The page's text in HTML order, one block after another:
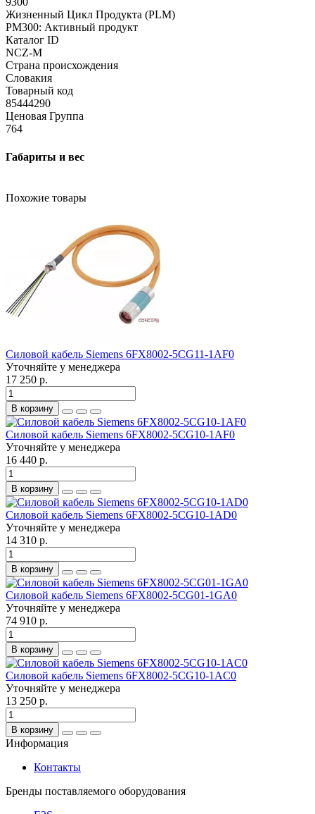
Жизненный Цикл Продукта (PLM)
PM300: Активный продукт
Каталог ID
NCZ-M
Страна происхождения
Словакия
Товарный код
85444290
Ценовая Группа
764
Габариты и вес
Похожие товары
Силовой кабель Siemens 6FX8002-5CG11-1AF0
Уточняйте у менеджера
17 250 р.
В корзину
Силовой кабель Siemens 6FX8002-5CG10-1AF0
Уточняйте у менеджера
16 440 р.
В корзину
Силовой кабель Siemens 6FX8002-5CG10-1AD0
Уточняйте у менеджера
14 310 р.
В корзину
Силовой кабель Siemens 6FX8002-5CG01-1GA0
Уточняйте у менеджера
74 910 р.
В корзину
Силовой кабель Siemens 6FX8002-5CG10-1AC0
Уточняйте у менеджера
13 250 р.
В корзину
Информация
Контакты
Бренды поставляемого оборудования